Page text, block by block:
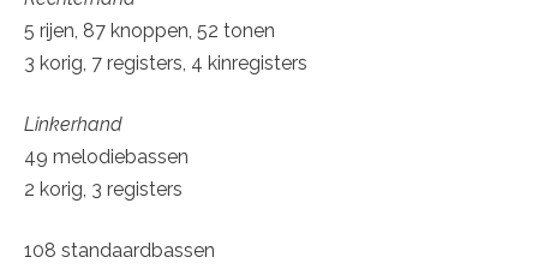
5 rijen, 87 knoppen, 52 tonen
3 korig, 7 registers, 4 kinregisters
Linkerhand
49 melodiebassen
2 korig, 3 registers
108 standaardbassen